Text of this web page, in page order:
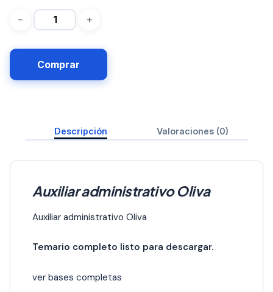
Comprar
Descripción Valoraciones (0)
Auxiliar administrativo Oliva
Auxiliar administrativo Oliva
Temario completo listo para descargar.
ver bases completas